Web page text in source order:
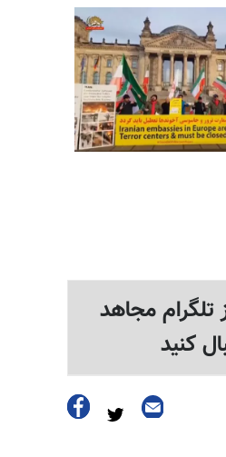
تلگرام مجاهد
کنید